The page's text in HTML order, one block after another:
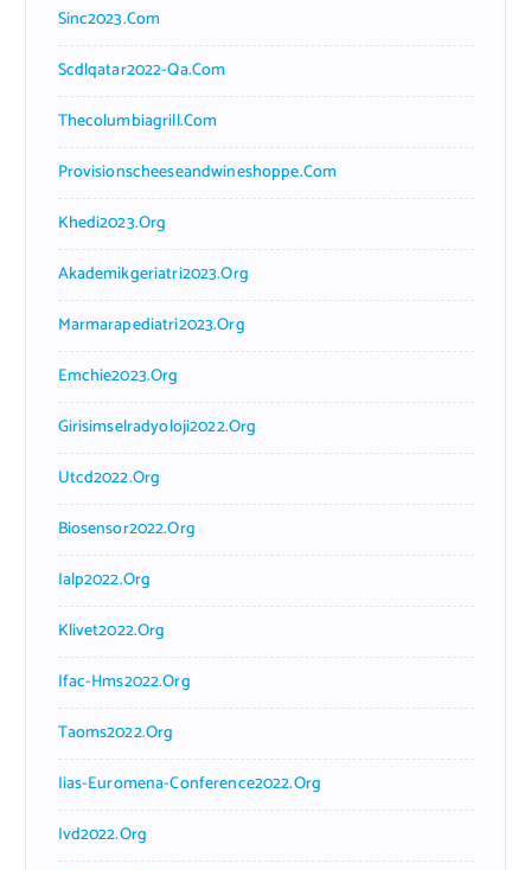
Sinc2023.com
Scdlqatar2022-Qa.com
Thecolumbiagrill.com
Provisionscheeseandwineshoppe.com
Khedi2023.org
Akademikgeriatri2023.org
Marmarapediatri2023.org
Emchie2023.org
Girisimselradyoloji2022.org
Utcd2022.org
Biosensor2022.org
Ialp2022.org
Klivet2022.org
Ifac-Hms2022.org
Taoms2022.org
Iias-Euromena-Conference2022.org
Ivd2022.org